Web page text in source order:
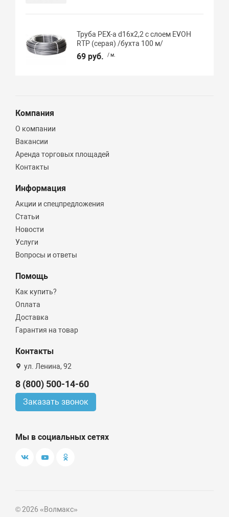
Труба PEX-a d16х2,2 с слоем EVOH
RTP (серая) /бухта 100 м/
69 руб. / м.
Компания
О компании
Вакансии
Аренда торговых площадей
Контакты
Информация
Акции и спецпредложения
Статьи
Новости
Услуги
Вопросы и ответы
Помощь
Как купить?
Оплата
Доставка
Гарантия на товар
Контакты
ул. Ленина, 92
8 (800) 500-14-60
Заказать звонок
Мы в социальных сетях
© 2026 «Волмакс»